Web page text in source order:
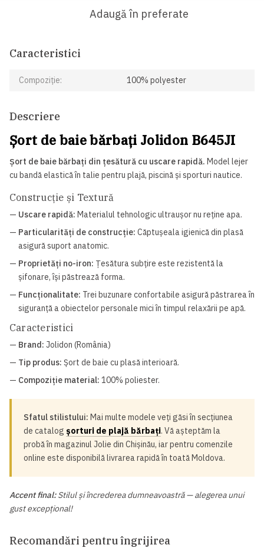
Adaugă în preferate
Caracteristici
Compoziție: 100% polyester
Descriere
Șort de baie bărbați Jolidon B645JI
Șort de baie bărbați din țesătură cu uscare rapidă. Model lejer
cu bandă elastică în talie pentru plajă, piscină și sporturi nautice.
Construcție și Textură
— Uscare rapidă: Materialul tehnologic ultraușor nu reține apa.
— Particularități de construcție: Căptușeala igienică din plasă
asigură suport anatomic.
— Proprietăți no-iron: Țesătura subțire este rezistentă la
șifonare, își păstrează forma.
— Funcționalitate: Trei buzunare confortabile asigură păstrarea în
siguranță a obiectelor personale mici în timpul relaxării pe apă.
Caracteristici
— Brand: Jolidon (România)
— Tip produs: Șort de baie cu plasă interioară.
— Compoziție material: 100% poliester.
Sfatul stilistului: Mai multe modele veți găsi în secțiunea
de catalog șorturi de plajă bărbați. Vă așteptăm la
probă în magazinul Jolie din Chișinău, iar pentru comenzile
online este disponibilă livrarea rapidă în toată Moldova.
Accent final:Stilul și încrederea dumneavoastră — alegerea unui
gust excepțional!
Recomandări pentru îngrijirea